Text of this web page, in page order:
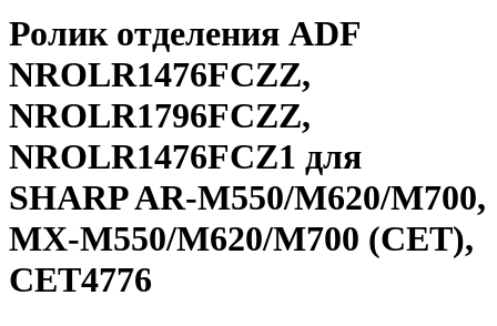
Ролик отделения ADF
NROLR1476FCZZ,
NROLR1796FCZZ,
NROLR1476FCZ1 для
SHARP AR-M550/M620/M700,
MX-M550/M620/M700 (CET),
CET4776